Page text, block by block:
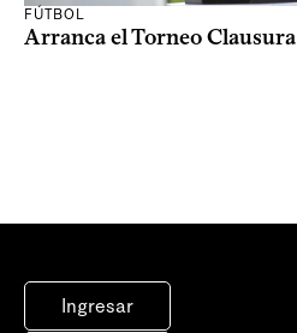
FÚTBOL
Arranca el Torneo Clausura
Ingresar